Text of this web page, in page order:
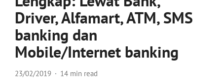
Driver, Alfamart, ATM, SMS
banking dan
Mobile/Internet banking
23/02/2019 14 min read